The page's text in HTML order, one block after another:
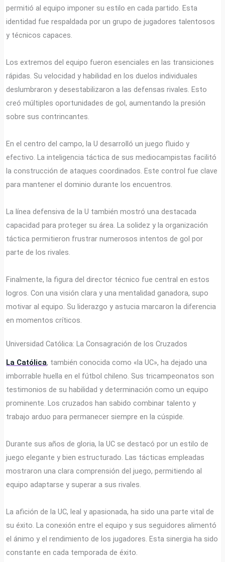
permitió al equipo imponer su estilo en cada partido. Esta
identidad fue respaldada por un grupo de jugadores talentosos
y técnicos capaces.
Los extremos del equipo fueron esenciales en las transiciones
rápidas. Su velocidad y habilidad en los duelos individuales
deslumbraron y desestabilizaron a las defensas rivales. Esto
creó múltiples oportunidades de gol, aumentando la presión
sobre sus contrincantes.
En el centro del campo, la U desarrolló un juego fluido y
efectivo. La inteligencia táctica de sus mediocampistas facilitó
la construcción de ataques coordinados. Este control fue clave
para mantener el dominio durante los encuentros.
La línea defensiva de la U también mostró una destacada
capacidad para proteger su área. La solidez y la organización
táctica permitieron frustrar numerosos intentos de gol por
parte de los rivales.
Finalmente, la figura del director técnico fue central en estos
logros. Con una visión clara y una mentalidad ganadora, supo
motivar al equipo. Su liderazgo y astucia marcaron la diferencia
en momentos críticos.
Universidad Católica: La Consagración de los Cruzados
La Católica, también conocida como «la UC», ha dejado una
imborrable huella en el fútbol chileno. Sus tricampeonatos son
testimonios de su habilidad y determinación como un equipo
prominente. Los cruzados han sabido combinar talento y
trabajo arduo para permanecer siempre en la cúspide.
Durante sus años de gloria, la UC se destacó por un estilo de
juego elegante y bien estructurado. Las tácticas empleadas
mostraron una clara comprensión del juego, permitiendo al
equipo adaptarse y superar a sus rivales.
La afición de la UC, leal y apasionada, ha sido una parte vital de
su éxito. La conexión entre el equipo y sus seguidores alimentó
el ánimo y el rendimiento de los jugadores. Esta sinergia ha sido
constante en cada temporada de éxito.